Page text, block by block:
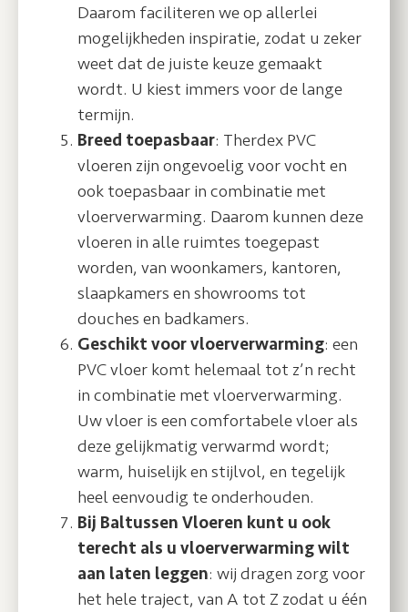
Daarom faciliteren we op allerlei
mogelijkheden inspiratie, zodat u zeker
weet dat de juiste keuze gemaakt
wordt. U kiest immers voor de lange
termijn.
Breed toepasbaar: Therdex PVC
vloeren zijn ongevoelig voor vocht en
ook toepasbaar in combinatie met
vloerverwarming. Daarom kunnen deze
vloeren in alle ruimtes toegepast
worden, van woonkamers, kantoren,
slaapkamers en showrooms tot
douches en badkamers.
Geschikt voor vloerverwarming: een
PVC vloer komt helemaal tot z’n recht
in combinatie met vloerverwarming.
Uw vloer is een comfortabele vloer als
deze gelijkmatig verwarmd wordt;
warm, huiselijk en stijlvol, en tegelijk
heel eenvoudig te onderhouden.
Bij Baltussen Vloeren kunt u ook
terecht als u vloerverwarming wilt
aan laten leggen: wij dragen zorg voor
het hele traject, van A tot Z zodat u één